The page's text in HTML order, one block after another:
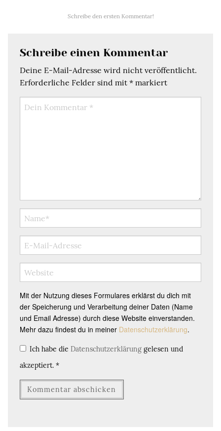
Schreibe den ersten Kommentar!
Schreibe einen Kommentar
Deine E-Mail-Adresse wird nicht veröffentlicht.
Erforderliche Felder sind mit * markiert
Mit der Nutzung dieses Formulares erklärst du dich mit
der Speicherung und Verarbeitung deiner Daten (Name
und Email Adresse) durch diese Website einverstanden.
Mehr dazu findest du in meiner Datenschutzerklärung.
Ich habe die Datenschutzerklärung gelesen und
akzeptiert. *